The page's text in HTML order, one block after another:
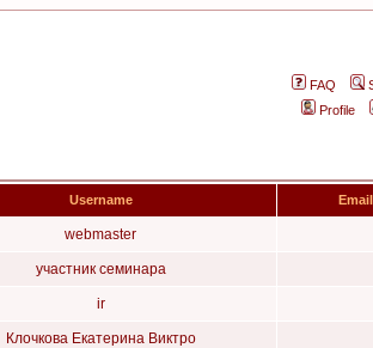
FAQ
Profile
Username Email
webmaster
участник семинара
ir
Клочкова Екатерина Виктро